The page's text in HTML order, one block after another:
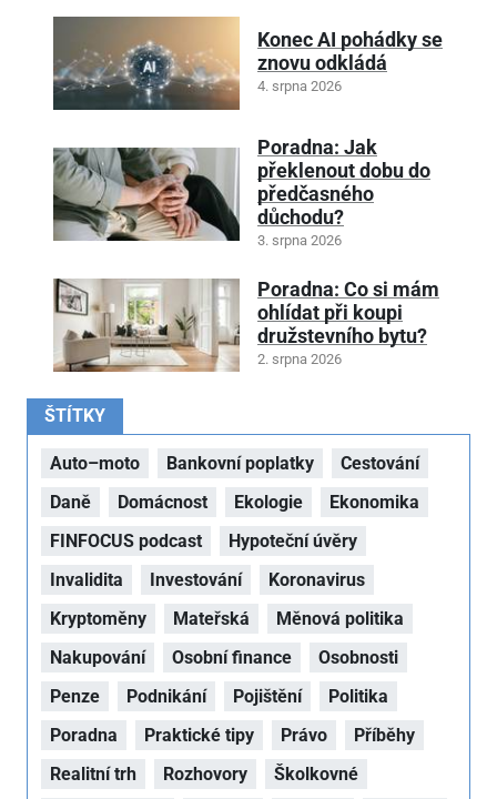
Konec AI pohádky se
znovu odkládá
4. srpna 2026
Poradna: Jak
překlenout dobu do
předčasného
důchodu?
3. srpna 2026
Poradna: Co si mám
ohlídat při koupi
družstevního bytu?
2. srpna 2026
ŠTÍTKY
Auto–moto Bankovní poplatky
Cestování
Daně
Domácnost Ekologie
Ekonomika
FINFOCUS podcast
Hypoteční úvěry
Invalidita
Investování
Koronavirus
Kryptoměny
Mateřská
Měnová politika
Nakupování
Osobní finance
Osobnosti
Penze
Podnikání Pojištění
Politika
Poradna
Praktické tipy Právo
Příběhy
Realitní trh
Rozhovory Školkovné